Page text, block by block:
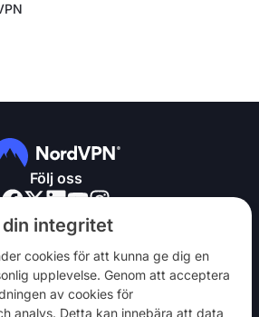
integritet
cookies för att kunna ge dig en
upplevelse. Genom att acceptera
av cookies för
analys. Detta kan innebära att data
Följ oss